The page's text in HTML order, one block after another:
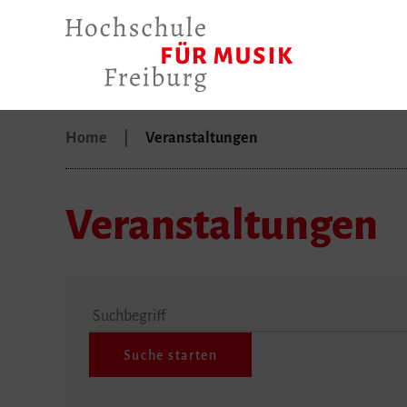
Home Veranstaltungen
Veranstaltungen
Suchbegriff